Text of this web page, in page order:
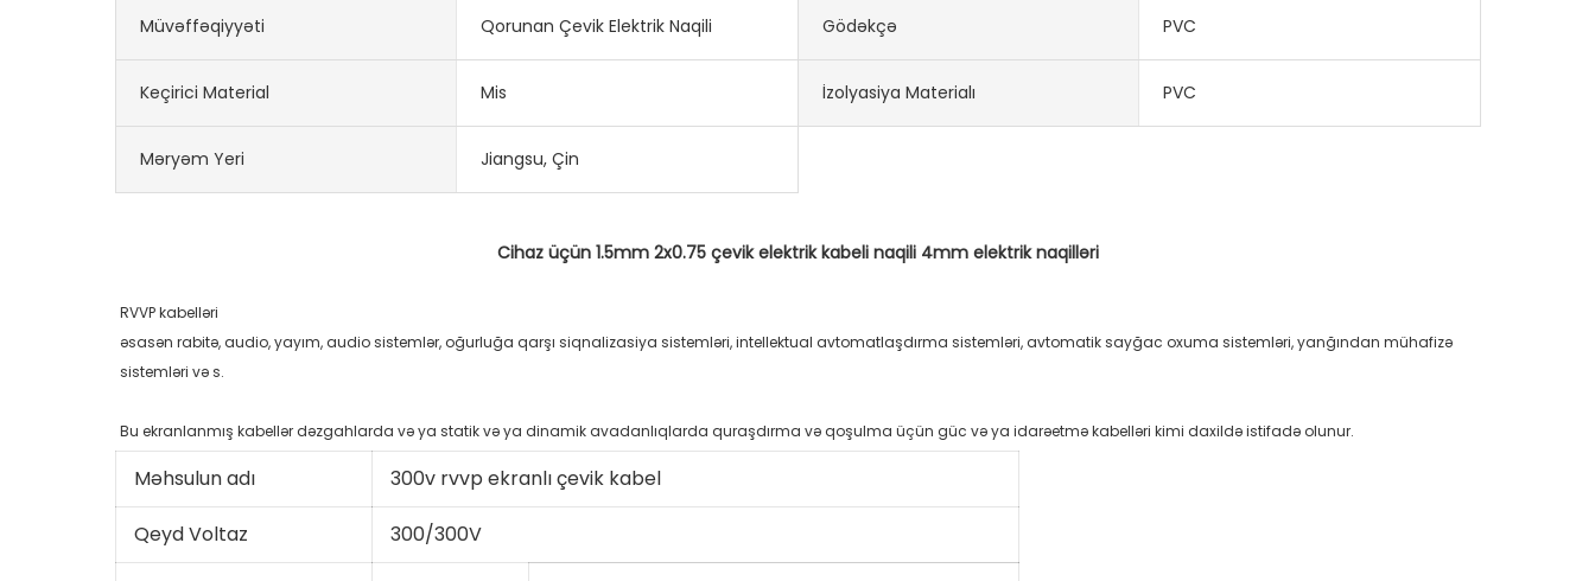
Müvəffəqiyyəti Qorunan Çevik Elektrik Naqili Gödəkçə PVC
Keçirici Material Mis İzolyasiya Materialı PVC
Məryəm Yeri Jiangsu, Çin
Cihaz üçün 1.5mm 2x0.75 çevik elektrik kabeli naqili 4mm elektrik naqilləri
əsasən rabitə, audio, yayım, audio sistemlər, oğurluğa qarşı siqnalizasiya sistemləri, intellektual avtomatlaşdırma sistemləri, avtomatik sayğac oxuma sistemləri, yanğından mühafizə
Məhsulun adı 300v rvvp ekranlı çevik kabel
Qeyd Voltaz 300/300V